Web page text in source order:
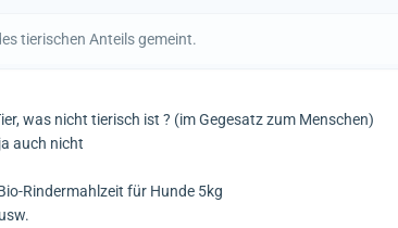
tierischen Anteils gemeint.
was nicht tierisch ist ? (im Gegesatz zum Menschen)
auch nicht
Rindermahlzeit für Hunde 5kg